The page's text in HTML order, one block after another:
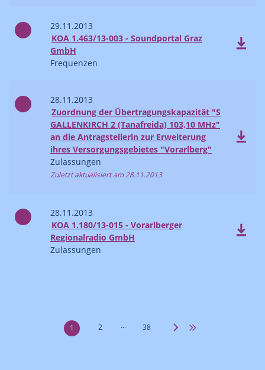
29.11.2013
KOA 1.463/13-003 - Soundportal Graz
GmbH
Frequenzen
28.11.2013
Zuordnung der Übertragungskapazität "S
GALLENKIRCH 2 (Tanafreida) 103,10 MHz"
an die Antragstellerin zur Erweiterung
ihres Versorgungsgebietes "Vorarlberg"
Zulassungen
Zuletzt aktualisiert am 28.11.2013
28.11.2013
KOA 1.180/13-015 - Vorarlberger
Regionalradio GmbH
Zulassungen
1 2 ... 38